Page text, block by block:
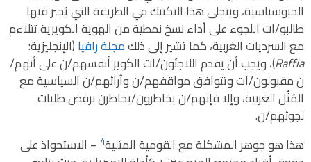
الجيوسياسية، ويتجلى هذا التكتيك في الطريقة التي يُجبر فيها
طالبو/ات اللجوء على أداء نسخ نمطية من الهوية الكويرية تتلاءم
مع السرديات الغربية، كما تشير إلى ذلكمجلة رافيا(الإنجليزية:
aiffaR)، ويجب أن يقدم اللاجئون/ات الكوير أنفسهم/ن على أنهم/
ن مقبولون/ات وتتوافق مواقفهم/ن وآرائهم/ن السياسية مع
المُثُل الغربية، وإلا فإنهم/ن يخاطرون/يخاطرن برفض طلبات
لجوئهم/ن.
هذا هو جوهر المشكلة مع القومية المثلية4 – الاستحواذ على